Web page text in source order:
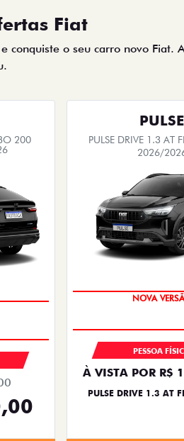
Fiat
conquiste o seu carro novo Fiat.
200
PULSE
PULSE DRIVE 1.3 AT
2026/
PREÇO
PESSOA
À VISTA POR R$
PULSE DRIVE 1.3 AT